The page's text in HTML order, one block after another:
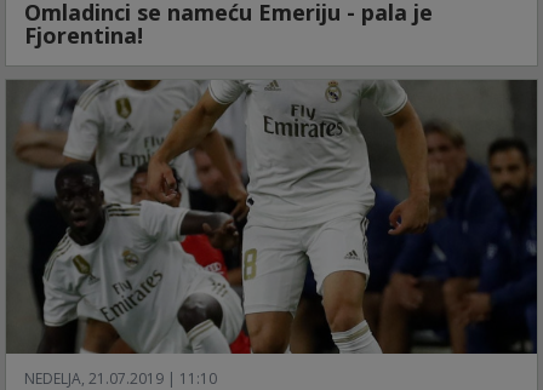
Omladinci se nameću Emeriju - pala je
Fjorentina!
NEDELJA, 21.07.2019 | 11:10